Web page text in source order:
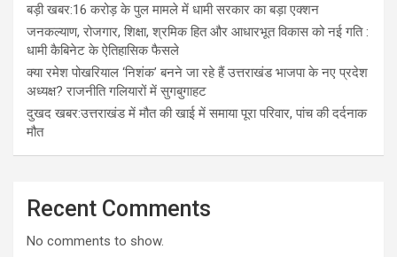
बड़ी खबर:16 करोड़ के पुल मामले में धामी सरकार का बड़ा एक्शन
जनकल्याण, रोजगार, शिक्षा, श्रमिक हित और आधारभूत विकास को नई गति :
धामी कैबिनेट के ऐतिहासिक फैसले
क्या रमेश पोखरियाल ‘निशंक’ बनने जा रहे हैं उत्तराखंड भाजपा के नए प्रदेश
अध्यक्ष? राजनीति गलियारों में सुगबुगाहट
दुखद खबर:उत्तराखंड में मौत की खाई में समाया पूरा परिवार, पांच की दर्दनाक
मौत
Recent Comments
No comments to show.